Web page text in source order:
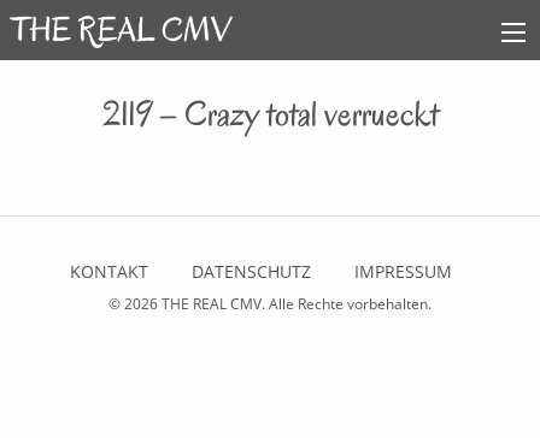
2119 – Crazy total verrueckt
KONTAKT DATENSCHUTZ IMPRESSUM
© 2026THE REAL CMV. Alle Rechte vorbehalten.